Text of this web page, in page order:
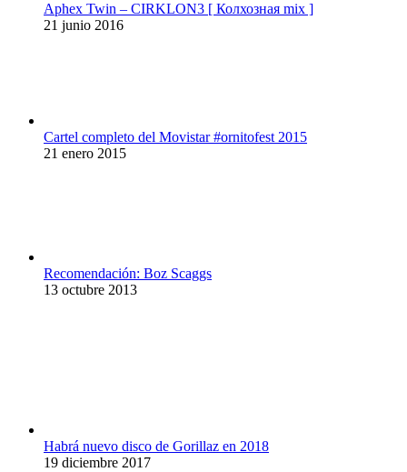
Aphex Twin – CIRKLON3 [ Колхозная mix ]
21 junio 2016
Cartel completo del Movistar #ornitofest 2015
21 enero 2015
Recomendación: Boz Scaggs
13 octubre 2013
Habrá nuevo disco de Gorillaz en 2018
19 diciembre 2017